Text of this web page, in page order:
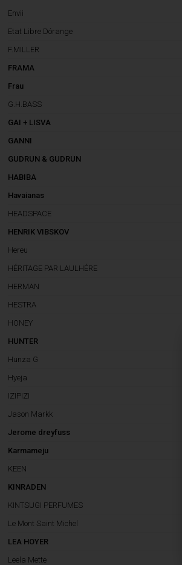
Envii
Etat Libre Dórange
F.MILLER
FRAMA
Frau
G.H.BASS
GAI + LISVA
GANNI
GUDRUN & GUDRUN
HABIBA
Havaianas
HEADSPACE
HENRIK VIBSKOV
Hereu
HÉRITAGE PAR LAULHÉRE
HERMAN
HESTRA
HONEY
HUNTER
Hunza G
Hyeja
IZIPIZI
Jason Markk
Jerome dreyfuss
Karmameju
KEEN
KINRADEN
KINTSUGI PERFUMES
Le Mont Saint Michel
LEA HOYER
Leela Mette